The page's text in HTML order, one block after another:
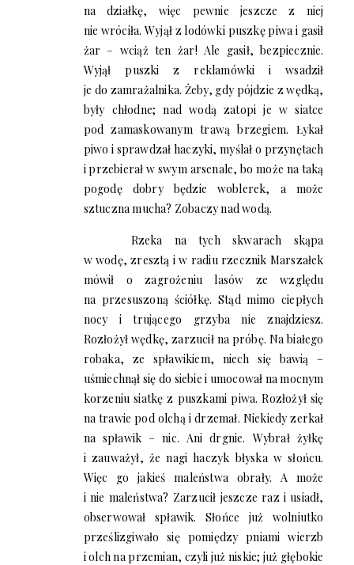
na działkę, więc pewnie jeszcze z niej
nie wróciła. Wyjął z lodówki puszkę piwa i gasił
żar – wciąż ten żar! Ale gasił, bezpiecznie.
Wyjął puszki z reklamówki i wsadził
je do zamrażalnika. Żeby, gdy pójdzie z wędką,
były chłodne; nad wodą zatopi je w siatce
pod zamaskowanym trawą brzegiem. Łykał
piwo i sprawdzał haczyki, myślał o przynętach
i przebierał w swym arsenale, bo może na taką
pogodę dobry będzie woblerek, a może
sztuczna mucha? Zobaczy nad wodą.
Rzeka na tych skwarach skąpa
w wodę, zresztą i w radiu rzecznik Marszałek
mówił o zagrożeniu lasów ze względu
na przesuszoną ściółkę. Stąd mimo ciepłych
nocy i trującego grzyba nie znajdziesz.
Rozłożył wędkę, zarzucił na próbę. Na białego
robaka, ze spławikiem, niech się bawią –
uśmiechnął się do siebie i umocował na mocnym
korzeniu siatkę z puszkami piwa. Rozłożył się
na trawie pod olchą i drzemał. Niekiedy zerkał
na spławik – nic. Ani drgnie. Wybrał żyłkę
i zauważył, że nagi haczyk błyska w słońcu.
Więc go jakieś maleństwa obrały. A może
i nie maleństwa? Zarzucił jeszcze raz i usiadł,
obserwował spławik. Słońce już wolniutko
prześlizgiwało się pomiędzy pniami wierzb
i olch na przemian, czyli już niskie; już głębokie